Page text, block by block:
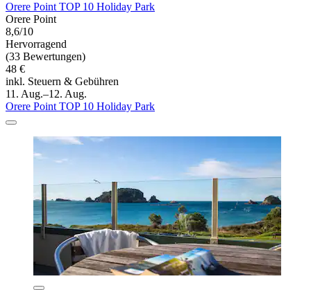
Orere Point TOP 10 Holiday Park
Orere Point
8,6/10
Hervorragend
(33 Bewertungen)
48 €
inkl. Steuern & Gebühren
11. Aug.–12. Aug.
Orere Point TOP 10 Holiday Park